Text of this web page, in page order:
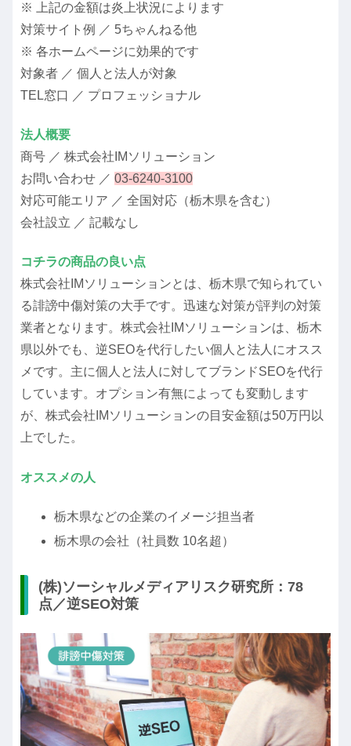
※ 上記の金額は炎上状況によります
対策サイト例 ／ 5ちゃんねる他
※ 各ホームページに効果的です
対象者 ／ 個人と法人が対象
TEL窓口 ／ プロフェッショナル
法人概要
商号 ／ 株式会社IMソリューション
お問い合わせ ／ 03-6240-3100
対応可能エリア ／ 全国対応（栃木県を含む）
会社設立 ／ 記載なし
コチラの商品の良い点
株式会社IMソリューションとは、栃木県で知られてい
る誹謗中傷対策の大手です。迅速な対策が評判の対策
業者となります。株式会社IMソリューションは、栃木
県以外でも、逆SEOを代行したい個人と法人にオスス
メです。主に個人と法人に対してブランドSEOを代行
しています。オプション有無によっても変動します
が、株式会社IMソリューションの目安金額は50万円以
上でした。
オススメの人
栃木県などの企業のイメージ担当者
栃木県の会社（社員数 10名超）
(株)ソーシャルメディアリスク研究所：78
点／逆SEO対策